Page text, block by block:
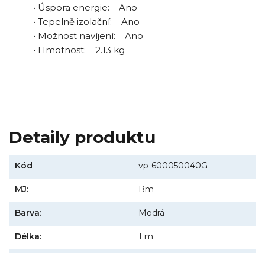
• Úspora energie: Ano
• Tepelně izolační: Ano
• Možnost navíjení: Ano
• Hmotnost: 2.13 kg
Detaily produktu
Kód vp-600050040G
MJ: Bm
Barva: Modrá
Délka: 1 m